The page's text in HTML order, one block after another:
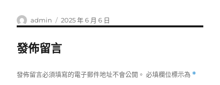
作
者
admin
發
佈
2025 年 6 月 6 日
發佈留言
發佈留言必須填寫的電子郵件地址不會公開。 必填欄位標示為 *